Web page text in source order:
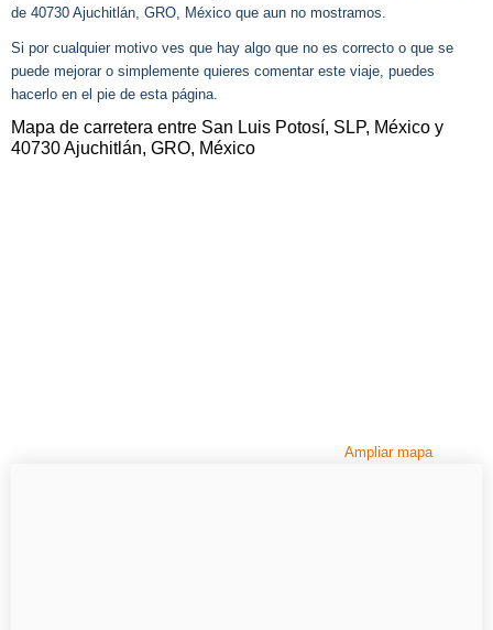
de 40730 Ajuchitlán, GRO, México que aun no mostramos.
Si por cualquier motivo ves que hay algo que no es correcto o que se
puede mejorar o simplemente quieres comentar este viaje, puedes
hacerlo en el pie de esta página.
Mapa de carretera entre San Luis Potosí, SLP, México y
40730 Ajuchitlán, GRO, México
Ampliar mapa